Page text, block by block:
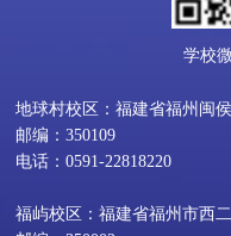
学校
地球村校区：福建省福州闽
邮编：350109
电话：0591-22818220
福屿校区：福建省福州市西